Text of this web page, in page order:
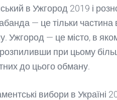
в Ужгород 2019 і
— це тільки
Ужгород — це місто, в
розпиливши при цьому
до цього обману.
вибори в Україні